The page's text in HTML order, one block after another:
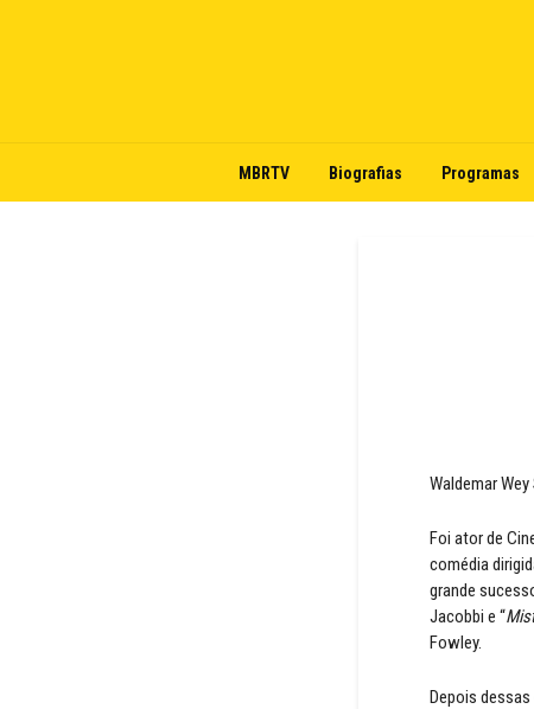
MBRTV Biografias Programas
Waldemar
Foi ator de
comédia
grande
Jacobbi e “
Fowley.
Depois